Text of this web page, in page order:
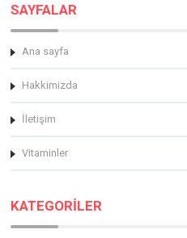
SAYFALAR
Ana sayfa
Hakkimizda
İletişim
Vitaminler
KATEGORİLER